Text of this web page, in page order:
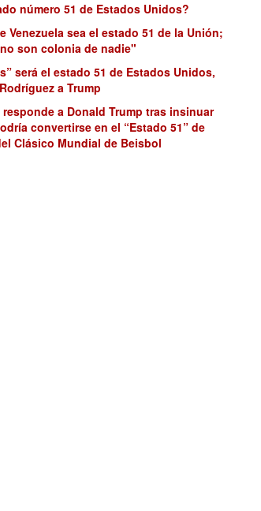
número 51 de Estados Unidos?
Venezuela sea el estado 51 de la Unión;
son colonia de nadie"
será el estado 51 de Estados Unidos,
a Trump
a Donald Trump tras insinuar
convertirse en el “Estado 51” de
Clásico Mundial de Beisbol